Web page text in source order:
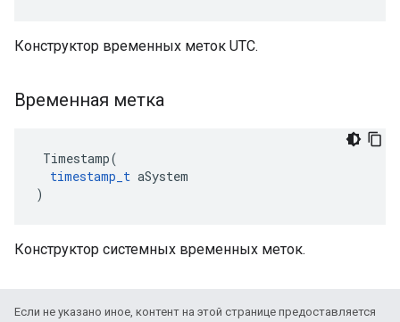
Конструктор временных меток UTC.
Временная метка
Timestamp(
timestamp_t aSystem
)
Конструктор системных временных меток.
Если не указано иное, контент на этой странице предоставляется